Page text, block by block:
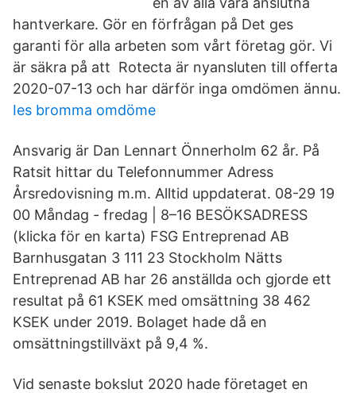
hantverkare. Gör en förfrågan på Det ges
garanti för alla arbeten som vårt företag gör. Vi
är säkra på att Rotecta är nyansluten till offerta
2020-07-13 och har därför inga omdömen ännu.
Ies bromma omdöme
Ansvarig är Dan Lennart Önnerholm 62 år. På
Ratsit hittar du Telefonnummer Adress
Årsredovisning m.m. Alltid uppdaterat. 08-29 19
00 Måndag - fredag | 8–16 BESÖKSADRESS
(klicka för en karta) FSG Entreprenad AB
Barnhusgatan 3 111 23 Stockholm Nätts
Entreprenad AB har 26 anställda och gjorde ett
resultat på 61 KSEK med omsättning 38 462
KSEK under 2019. Bolaget hade då en
omsättningstillväxt på 9,4 %.
Vid senaste bokslut 2020 hade företaget en